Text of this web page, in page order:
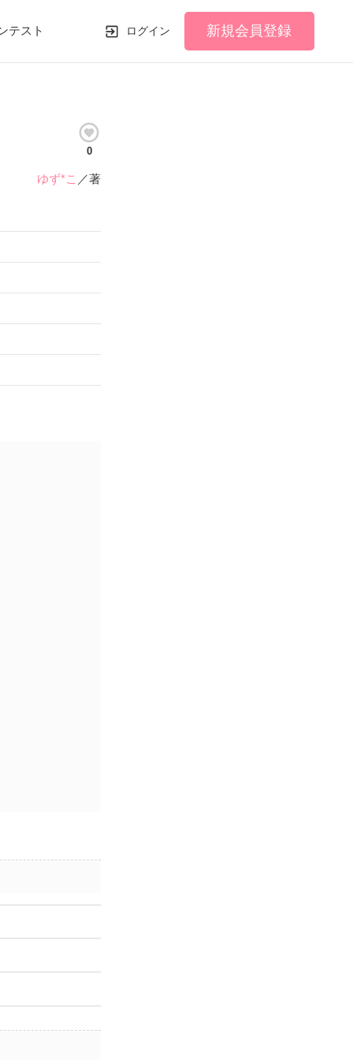
テスト ログイン 新規会員登録
0
ゆず*こ ／著